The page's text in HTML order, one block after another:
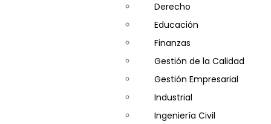
Derecho
Educación
Finanzas
Gestión de la Calidad
Gestión Empresarial
Industrial
Ingeniería Civil